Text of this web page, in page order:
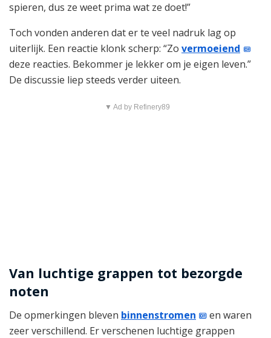
spieren, dus ze weet prima wat ze doet!”
Toch vonden anderen dat er te veel nadruk lag op
uiterlijk. Een reactie klonk scherp: “Zo vermoeiend
deze reacties. Bekommer je lekker om je eigen leven.”
De discussie liep steeds verder uiteen.
▼ Ad by Refinery89
Van luchtige grappen tot bezorgde
noten
De opmerkingen bleven binnenstromen
en waren
zeer verschillend. Er verschenen luchtige grappen